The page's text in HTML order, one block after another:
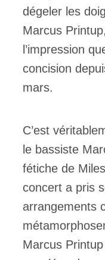
dégeler les
Marcus Printup,
l’impression
concision
mars.
C’est
le bassiste
fétiche de
concert a pris
arrangements
Marcus